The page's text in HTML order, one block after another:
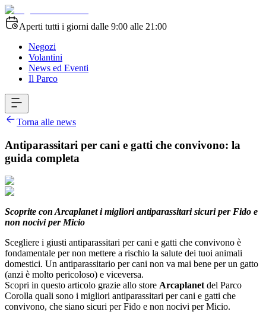
Aperti tutti i giorni dalle 9:00 alle 21:00
Negozi
Volantini
News ed Eventi
Il Parco
Torna alle news
Antiparassitari per cani e gatti che convivono: la
guida completa
Scoprite con Arcaplanet i migliori antiparassitari sicuri per Fido e
non nocivi per Micio
Scegliere i giusti antiparassitari per cani e gatti che convivono è
fondamentale per non mettere a rischio la salute dei tuoi animali
domestici. Un antiparassitario per cani non va mai bene per un gatto
(anzi è molto pericoloso) e viceversa.
Scopri in questo articolo grazie allo store Arcaplanetdel Parco
Corolla quali sono i migliori antiparassitari per cani e gatti che
convivono, che siano sicuri per Fido e non nocivi per Micio.